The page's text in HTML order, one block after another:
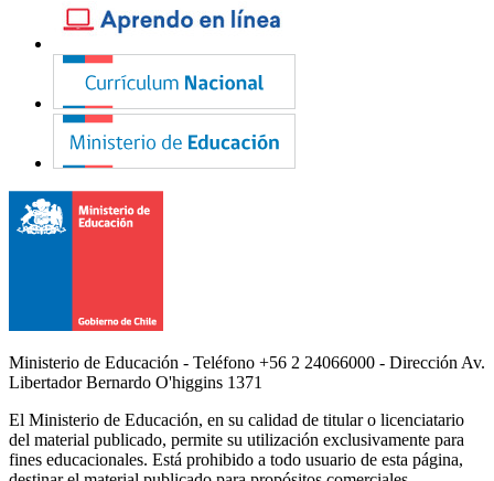
Ministerio de Educación - Teléfono +56 2 24066000 - Dirección Av.
Libertador Bernardo O'higgins 1371
El Ministerio de Educación, en su calidad de titular o licenciatario
del material publicado, permite su utilización exclusivamente para
fines educacionales. Está prohibido a todo usuario de esta página,